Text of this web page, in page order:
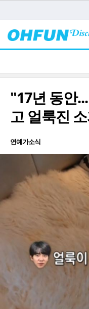
"17년 동안
고 얼룩진
연예가소식